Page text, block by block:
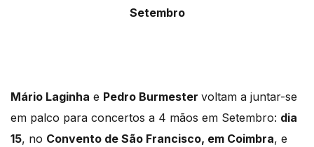
Setembro
Mário Laginha e Pedro Burmester voltam a juntar-se
em palco para concertos a 4 mãos em Setembro: dia
15, no Convento de São Francisco, em Coimbra, e